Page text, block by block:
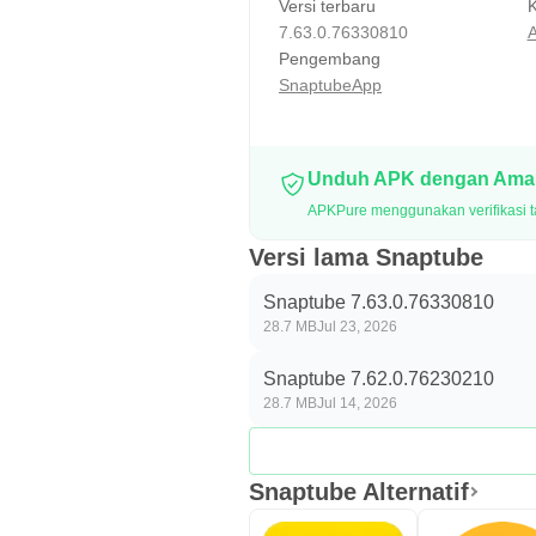
apakah perlu disimpan, lalu
Unduhan Satu Ketuk dan
panjang. Anda tinggal memilih
ditemukan di perpustakaan
melalui WhatsApp atau
menghapus file yang tidak lagi
Floating Window dan Mode
Fitur floating window membuat
bisa dipindah dan diubah
malam, Mode Gelap
Snaptube menghadirkan kedua
Versi terbaru
7.63.0.76330810
Pengembang
SnaptubeApp
Unduh APK dengan
APKPure menggunakan verifikasi
Versi lama Snaptube
Snaptube 7.63.0.76330810
28.7 MBJul 23, 2026
Snaptube 7.62.0.76230210
28.7 MBJul 14, 2026
Snaptube Alternatif